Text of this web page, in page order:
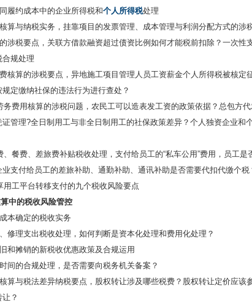
履约成本中的企业所得税和个人所得税处理
算与纳税实务，挂靠项目的发票管理、成本管理与利润分配方式的涉
涉税要点，关联方借款融资超过债资比例如何才能税前扣除？一次性
合规处理
核算的涉税要点，异地施工项目管理人员工资薪金个人所得税被核定
定缴纳社保的违法行为进行查处？
务费用核算的涉税问题，农民工可以造表发工资的政策依据？总包方
管理?全日制用工与非全日制用工的社保政策差异？个人独资企业和
、餐费、差旅费补贴税收处理，支付给员工的“私车公用”费用，员工是
支付给员工的差旅补助、通勤补助、通讯补助是否需要代扣代缴个税
用工平台转移支付的九个税收风险要点
中的税收风险管控
本确定的税收实务
修理支出税收处理，如何判断是资本化处理和费用化处理？
和摊销的新税收优惠政策及合规运用
间的合规处理，是否需要向税务机关备案？
算与税法差异纳税要点，股权转让涉及哪些税费？股权转让定价应该
？